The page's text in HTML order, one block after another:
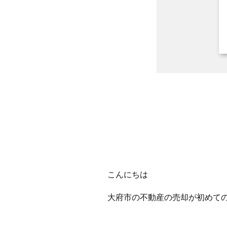
こんにちは
大府市の不動産の売却が初めて